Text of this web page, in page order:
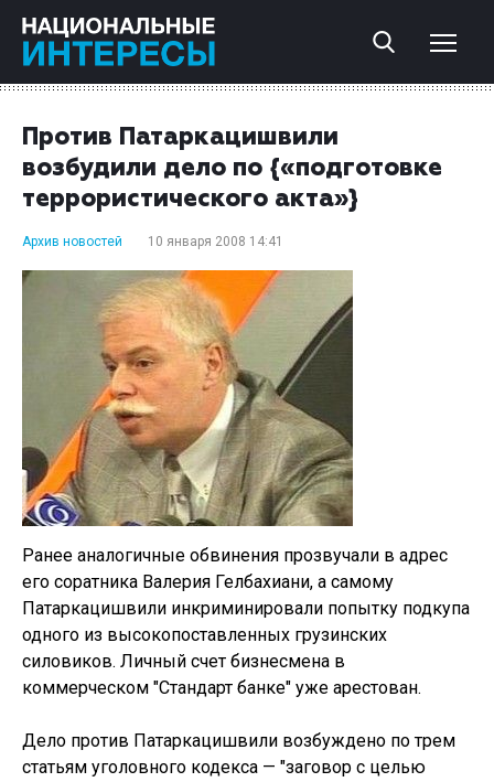
Против Патаркацишвили
возбудили дело по {«подготовке
террористического акта»}
Архив новостей 10 января 2008 14:41
Ранее аналогичные обвинения прозвучали в адрес
его соратника Валерия Гелбахиани, а самому
Патаркацишвили инкриминировали попытку подкупа
одного из высокопоставленных грузинских
силовиков. Личный счет бизнесмена в
коммерческом "Стандарт банке" уже арестован.
Дело против Патаркацишвили возбуждено по трем
статьям уголовного кодекса — "заговор с целью